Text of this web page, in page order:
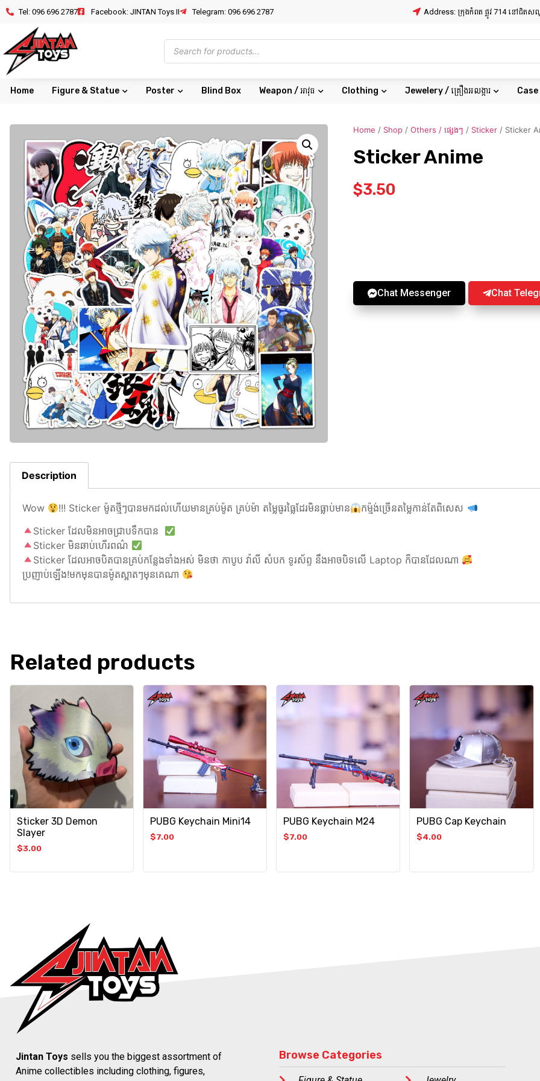
Tel: 096 696 2787 Facebook: JINTAN Toys II Telegram: 096 696 2787 Address: ក្រុងកំពត ផ្លូវ 714 នៅជិតស
Home Figure & Statue Poster Blind Box Weapon / អាវុធ Clothing Jewelery / គ្រឿងអលង្ការ Case
Home / Shop / Others / ផ្សេងៗ / Sticker / Sticker
Sticker Anime
$3.50
Chat Messenger Chat
Description
Wow !!! Sticker ម៉ូតថ្មីៗបានមកដល់ហើយមានគ្រប់ម៉ូត គ្រប់ម៉ា តម្លៃធូរធ្លៃដែរមិនធ្លាប់មាន
កម្ម៉ង់ច្រើនតម្លៃកាន់តែពិសេស
Sticker ដែលមិនអាចជ្រាបទឹកបាន
Sticker មិនឆាប់ហើរពណ៌
Sticker ដែលអាចបិតបានគ្រប់កន្លែងទាំងអស់ មិនថា កាបូប វ៉ាលី សំបក ទូរស័ព្ទ នឹងអាចបិទលើ Laptop ក៏បានដែលណា
ប្រញាប់ឡើង!មកមុនបានម៉ូតស្អាតៗមុនគេណា
Related products
Sticker 3D Demon
Slayer
$3.00
PUBG Keychain Mini14
$7.00
PUBG Keychain M24
$7.00
PUBG Cap Keychain
$4.00
Jintan Toys sells you the biggest assortment of
Anime collectibles including clothing, figures,
Browse Categories